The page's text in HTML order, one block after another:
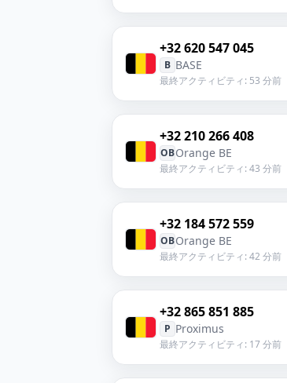
+32 620 547 045
B BASE
最終アクティビティ: 53 分前
+32 210 266 408
OBOrange BE
最終アクティビティ: 43 分前
+32 184 572 559
OBOrange BE
最終アクティビティ: 42 分前
+32 865 851 885
P Proximus
最終アクティビティ: 17 分前